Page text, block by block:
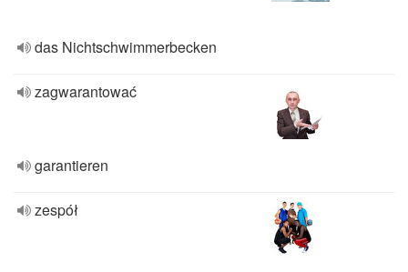
das Nichtschwimmerbecken
zagwarantować
garantieren
zespół